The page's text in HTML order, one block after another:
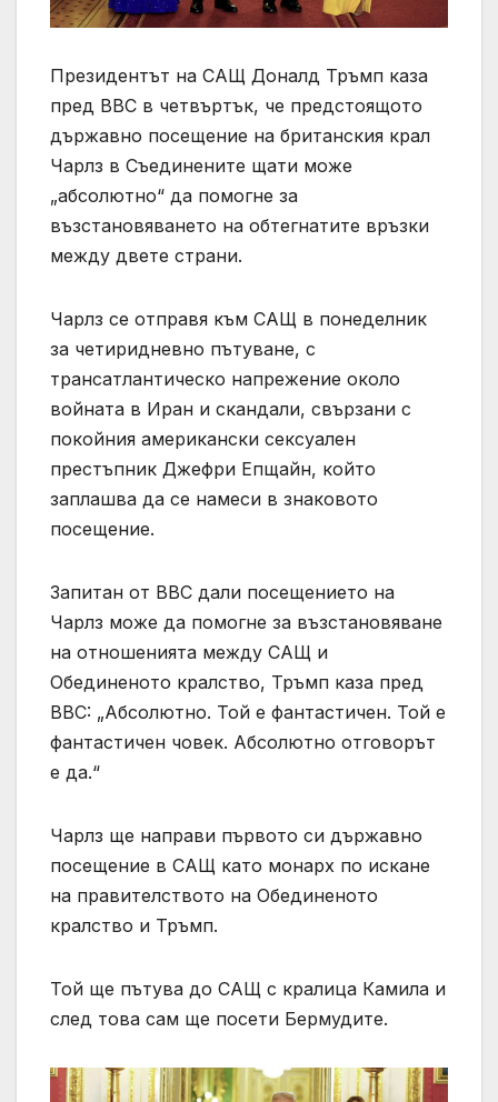
Президентът на САЩ Доналд Тръмп каза
пред BBC в четвъртък, че предстоящото
държавно посещение на британския крал
Чарлз в Съединените щати може
„абсолютно“ да помогне за
възстановяването на обтегнатите връзки
между двете страни.
Чарлз се отправя към САЩ в понеделник
за четиридневно пътуване, с
трансатлантическо напрежение около
войната в Иран и скандали, свързани с
покойния американски сексуален
престъпник Джефри Епщайн, който
заплашва да се намеси в знаковото
посещение.
Запитан от BBC дали посещението на
Чарлз може да помогне за възстановяване
на отношенията между САЩ и
Обединеното кралство, Тръмп каза пред
BBC: „Абсолютно. Той е фантастичен. Той е
фантастичен човек. Абсолютно отговорът
е да.“
Чарлз ще направи първото си държавно
посещение в САЩ като монарх по искане
на правителството на Обединеното
кралство и Тръмп.
Той ще пътува до САЩ с кралица Камила и
след това сам ще посети Бермудите.